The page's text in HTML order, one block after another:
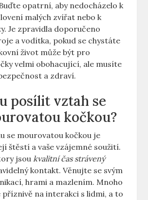
opatrní, aby nedocházelo k
malých zvířat nebo k
Je zpravidla doporučeno
a vodítka, pokud se chystáte
život může být pro
velmi obohacující, ale musíte
a zdraví.
posílit vztah se
kočkou?
se mourovatou kočkou je
štěstí a vaše vzájemné soužití.
jsoukvalitní čas strávený
kontakt. Věnujte se svým
hrami a mazlením. Mnoho
příznivě na interakci s lidmi, a to